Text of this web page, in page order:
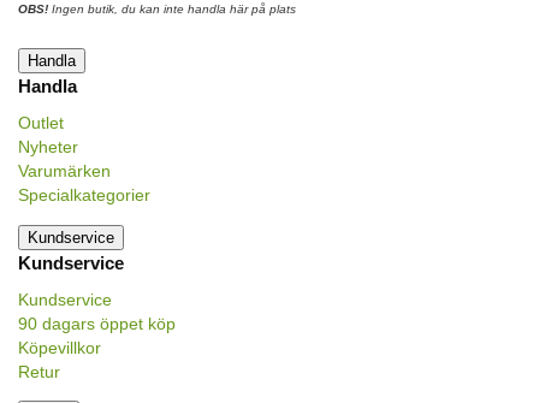
OBS! Ingen butik, du kan inte handla här på plats
Handla
Handla
Outlet
Nyheter
Varumärken
Specialkategorier
Kundservice
Kundservice
Kundservice
90 dagars öppet köp
Köpevillkor
Retur